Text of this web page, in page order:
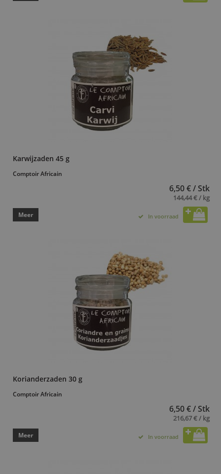
Karwijzaden 45 g
Comptoir Africain
6,50 € / Stk
144,44 € / kg
Meer In voorraad
Korianderzaden 30 g
Comptoir Africain
6,50 € / Stk
216,67 € / kg
Meer In voorraad